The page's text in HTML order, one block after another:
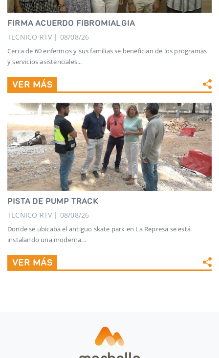
FIRMA ACUERDO FIBROMIALGIA
TECNICO RTV | 08/08/26
Cerca de 60 enfermos y sus familias se benefician de los programas
y servicios asistenciales...
VER MÁS
PISTA DE PUMP TRACK
TECNICO RTV | 08/08/26
Donde se ubicaba el antiguo skate park en La Represa se está
instalando una moderna...
VER MÁS